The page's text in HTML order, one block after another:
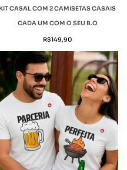
KIT CASAL COM 2 CAMISETAS CASAIS
CADA UM COM O SEU B.O
R$149,90